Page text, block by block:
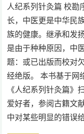
人纪系列针灸篇 校勘
长，中医更是中华民
族的健康。继承和发
是由于种种原因，中
题：或已出版而校对
经绝版。 本书基于网
《人纪系列针灸篇》
爱好者，参阅古籍文
中对某些明显的错误